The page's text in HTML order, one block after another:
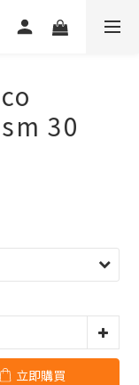
30
立即購買